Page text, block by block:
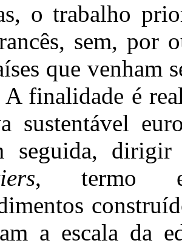
o trabalho
sem, por
que venham
finalidade é
sustentável
seguida, dirigir
, termo
a escala da